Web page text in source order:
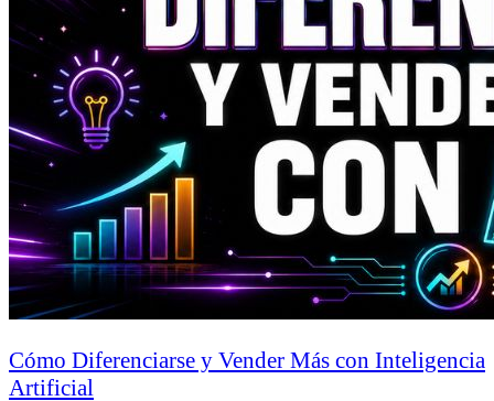
Cómo Diferenciarse y Vender Más con Inteligencia
Artificial